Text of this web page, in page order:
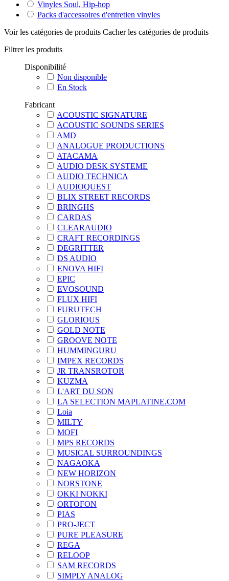
Vinyles Soul, Hip-hop
Packs d'accessoires d'entretien vinyles
Voir les catégories de produits Cacher les catégories de produits
Filtrer les produits
Disponibilité
Non disponible
En Stock
Fabricant
ACOUSTIC SIGNATURE
ACOUSTIC SOUNDS SERIES
AMD
ANALOGUE PRODUCTIONS
ATACAMA
AUDIO DESK SYSTEME
AUDIO TECHNICA
AUDIOQUEST
BLIX STREET RECORDS
BRINGHS
CARDAS
CLEARAUDIO
CRAFT RECORDINGS
DEGRITTER
DS AUDIO
ENOVA HIFI
EPIC
EVOSOUND
FLUX HIFI
FURUTECH
GLORIOUS
GOLD NOTE
GROOVE NOTE
HUMMINGURU
IMPEX RECORDS
JR TRANSROTOR
KUZMA
L'ART DU SON
LA SELECTION MAPLATINE.COM
Loia
MILTY
MOFI
MPS RECORDS
MUSICAL SURROUNDINGS
NAGAOKA
NEW HORIZON
NORSTONE
OKKI NOKKI
ORTOFON
PIAS
PRO-JECT
PURE PLEASURE
REGA
RELOOP
SAM RECORDS
SIMPLY ANALOG